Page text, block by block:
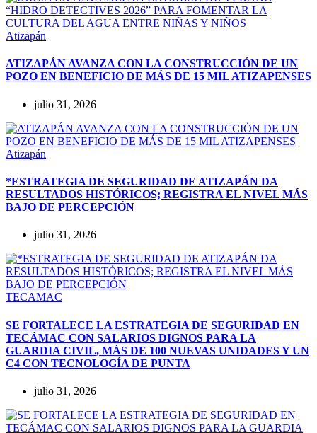
Atizapán
ATIZAPÁN AVANZA CON LA CONSTRUCCIÓN DE UN
POZO EN BENEFICIO DE MÁS DE 15 MIL ATIZAPENSES
julio 31, 2026
Atizapán
*ESTRATEGIA DE SEGURIDAD DE ATIZAPÁN DA
RESULTADOS HISTÓRICOS; REGISTRA EL NIVEL MÁS
BAJO DE PERCEPCIÓN
julio 31, 2026
TECAMAC
SE FORTALECE LA ESTRATEGIA DE SEGURIDAD EN
TECÁMAC CON SALARIOS DIGNOS PARA LA
GUARDIA CIVIL, MÁS DE 100 NUEVAS UNIDADES Y UN
C4 CON TECNOLOGÍA DE PUNTA
julio 31, 2026